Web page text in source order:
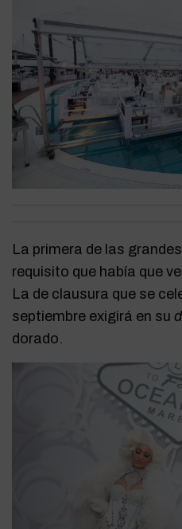
La primera de las
requisito que había que
La de clausura que se
septiembre exigirá en su
dorado.